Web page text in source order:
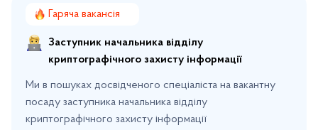
Гаряча вакансія
Заступник начальника відділу
криптографічного захисту інформації
Ми в пошуках досвідченого спеціаліста на вакантну
посаду заступника начальника відділу
криптографічного захисту інформації